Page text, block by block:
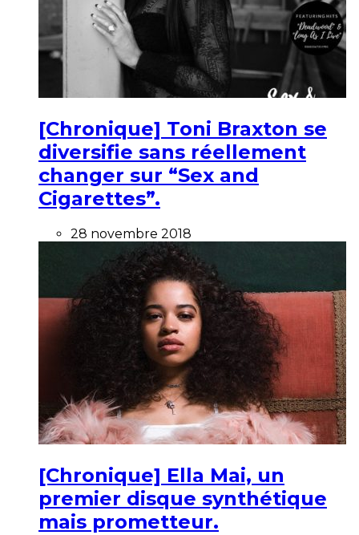
[Chronique] Toni Braxton se
diversifie sans réellement
changer sur “Sex and
Cigarettes”.
28 novembre 2018
[Chronique] Ella Mai, un
premier disque synthétique
mais prometteur.